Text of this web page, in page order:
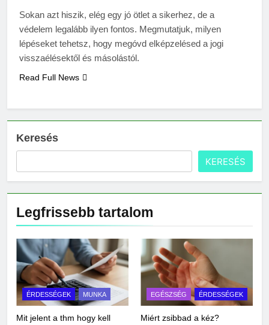
Sokan azt hiszik, elég egy jó ötlet a sikerhez, de a
védelem legalább ilyen fontos. Megmutatjuk, milyen
lépéseket tehetsz, hogy megóvd elképzelésed a jogi
visszaélésektől és másolástól.
Read Full News
Keresés
KERESÉS
Legfrissebb tartalom
ÉRDESSÉGEK MUNKA
Mit jelent a thm hogy kell
EGÉSZSÉG ÉRDESSÉGEK
Miért zsibbad a kéz?